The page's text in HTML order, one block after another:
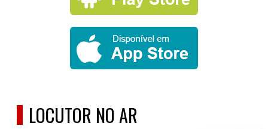
LOCUTOR NO AR